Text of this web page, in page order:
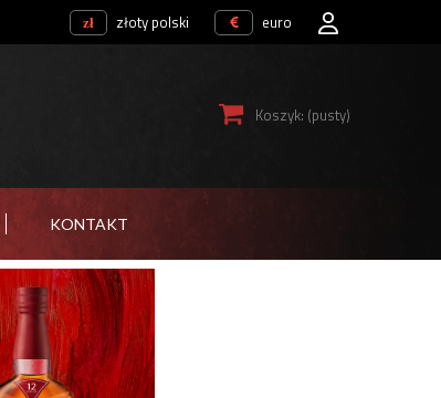
złoty polski euro
Koszyk: (pusty)
KONTAKT